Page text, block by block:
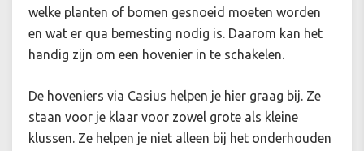
welke planten of bomen gesnoeid moeten worden
en wat er qua bemesting nodig is. Daarom kan het
handig zijn om een hovenier in te schakelen.
De hoveniers via Casius helpen je hier graag bij. Ze
staan voor je klaar voor zowel grote als kleine
klussen. Ze helpen je niet alleen bij het onderhouden